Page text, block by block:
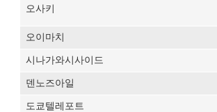
오사키
오이마치
시나가와시사이드
덴노즈아일
도쿄텔레포트